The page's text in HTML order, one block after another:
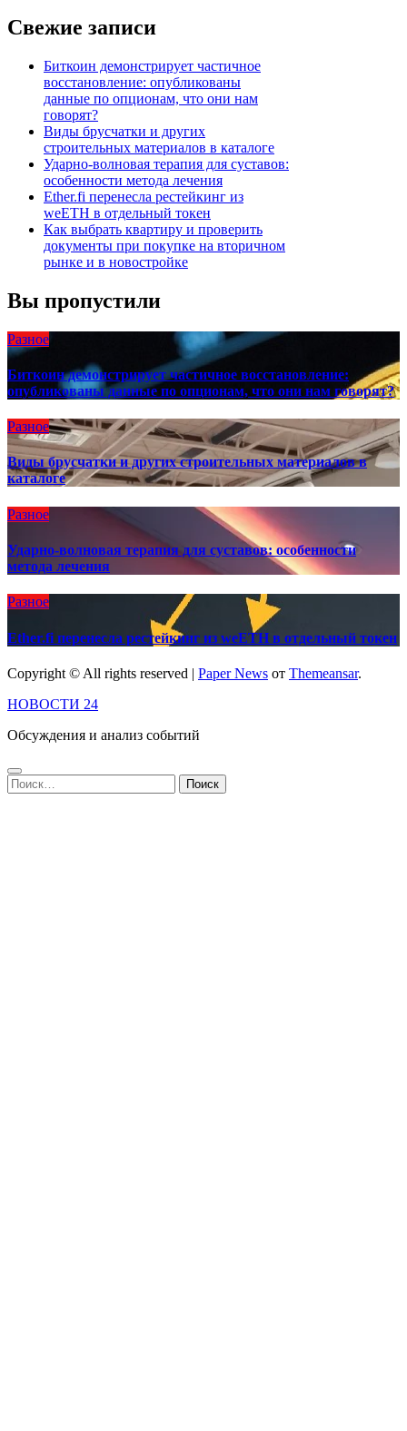
Свежие записи
Биткоин демонстрирует частичное
восстановление: опубликованы
данные по опционам, что они нам
говорят?
Виды брусчатки и других
строительных материалов в каталоге
Ударно-волновая терапия для суставов:
особенности метода лечения
Ether.fi перенесла рестейкинг из
weETH в отдельный токен
Как выбрать квартиру и проверить
документы при покупке на вторичном
рынке и в новостройке
Вы пропустили
Разное
Биткоин демонстрирует частичное восстановление:
опубликованы данные по опционам, что они нам говорят?
Разное
Виды брусчатки и других строительных материалов в
каталоге
Разное
Ударно-волновая терапия для суставов: особенности
метода лечения
Разное
Ether.fi перенесла рестейкинг из weETH в отдельный токен
Copyright © All rights reserved | Paper News от Themeansar.
НОВОСТИ 24
Обсуждения и анализ событий
Найти: